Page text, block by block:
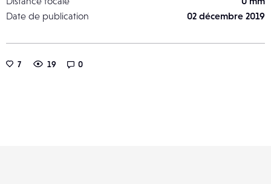
Date de publication
02 décembre 2019
7 19 0